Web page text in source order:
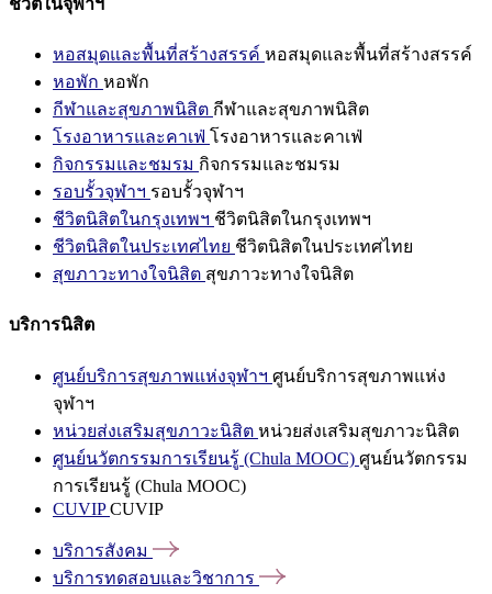
หอสมุดและพื้นที่สร้างสรรค์ หอสมุดและพื้นที่สร้างสรรค์
หอพัก หอพัก
กีฬาและสุขภาพนิสิต กีฬาและสุขภาพนิสิต
โรงอาหารและคาเฟ่ โรงอาหารและคาเฟ่
กิจกรรมและชมรม กิจกรรมและชมรม
รอบรั้วจุฬาฯ รอบรั้วจุฬาฯ
ชีวิตนิสิตในกรุงเทพฯ ชีวิตนิสิตในกรุงเทพฯ
ชีวิตนิสิตในประเทศไทย ชีวิตนิสิตในประเทศไทย
สุขภาวะทางใจนิสิต สุขภาวะทางใจนิสิต
บริการนิสิต
ศูนย์บริการสุขภาพแห่งจุฬาฯ ศูนย์บริการสุขภาพแห่ง
จุฬาฯ
หน่วยส่งเสริมสุขภาวะนิสิต หน่วยส่งเสริมสุขภาวะนิสิต
ศูนย์นวัตกรรมการเรียนรู้ (Chula MOOC) ศูนย์นวัตกรรม
การเรียนรู้ (Chula MOOC)
CUVIPCUVIP
บริการสังคม
บริการทดสอบและวิชาการ